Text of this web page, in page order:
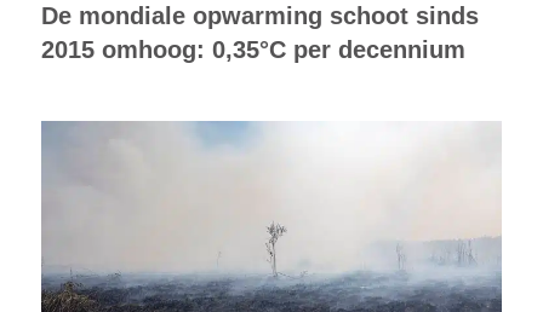
De mondiale opwarming schoot sinds
2015 omhoog: 0,35°C per decennium